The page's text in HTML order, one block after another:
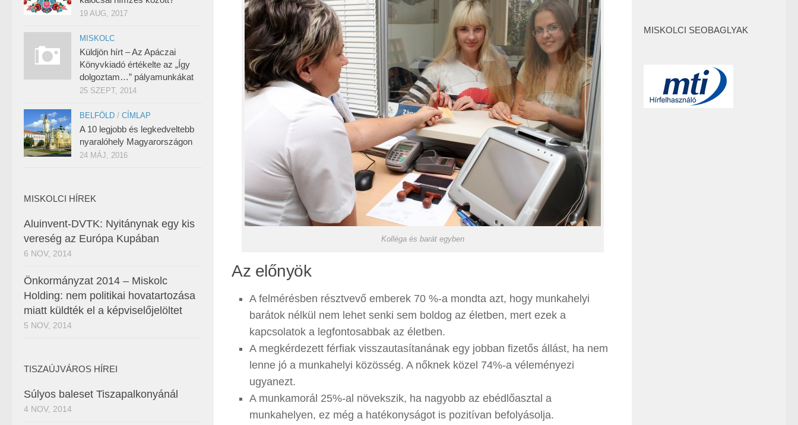
Kolléga és barát egyben
Az előnyök
A felmérésben résztvevő emberek 70 %-a mondta azt, hogy munkahelyi
barátok nélkül nem lehet senki sem boldog az életben, mert ezek a
kapcsolatok a legfontosabbak az életben.
A megkérdezett férfiak visszautasítanának egy jobban fizetős állást, ha nem
lenne jó a munkahelyi közösség. A nőknek közel 74%-a véleményezi
ugyanezt.
A munkamorál 25%-al növekszik, ha nagyobb az ebédlőasztal a
munkahelyen, ez még a hatékonyságot is pozitívan befolyásolja.
19 AUG, 2017
MISKOLC
Küldjön hírt – Az Apáczai
Könyvkiadó értékelte az „Így
dolgoztam…” pályamunkákat
25 SZEPT, 2014
BELFÖLD / CÍMLAP
A 10 legjobb és legkedveltebb
nyaralóhely Magyarországon
24 MÁJ, 2016
MISKOLCI HÍREK
Aluinvent-DVTK: Nyitánynak egy kis
vereség az Európa Kupában
6 NOV, 2014
Önkormányzat 2014 – Miskolc
Holding: nem politikai hovatartozása
miatt küldték el a képviselőjelöltet
5 NOV, 2014
TISZAÚJVÁROS HÍREI
Súlyos baleset Tiszapalkonyánál
4 NOV, 2014
MISKOLCI SEOBAGLYAK